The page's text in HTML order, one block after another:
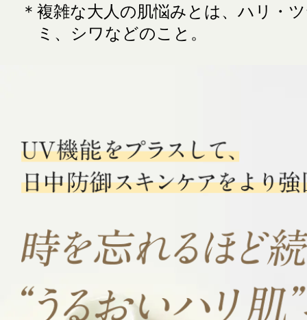
＊複雑な大人の肌悩みとは、ハリ・
ミ、シワなどのこと。